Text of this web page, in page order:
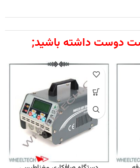
دوست داشته باشید;